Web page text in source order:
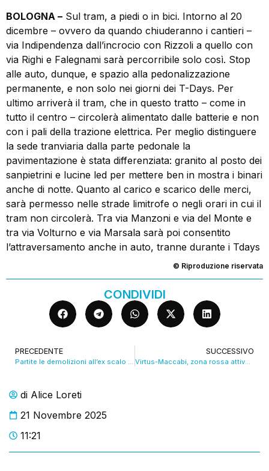
di Alice Loreti
21 Novembre 2025
11:21
BOLOGNA – Sul tram, a piedi o in bici. Intorno al 20
dicembre – ovvero da quando chiuderanno i cantieri –
via Indipendenza dall’incrocio con Rizzoli a quello con
via Righi e Falegnami sarà percorribile solo così. Stop
alle auto, dunque, e spazio alla pedonalizzazione
permanente, e non solo nei giorni dei T-Days. Per
ultimo arriverà il tram, che in questo tratto – come in
tutto il centro – circolerà alimentato dalle batterie e non
con i pali della trazione elettrica. Per meglio distinguere
la sede tranviaria dalla parte pedonale la
pavimentazione è stata differenziata: granito al posto dei
sanpietrini e lucine led per mettere ben in mostra i binari
anche di notte. Quanto al carico e scarico delle merci,
sarà permesso nelle strade limitrofe o negli orari in cui il
tram non circolerà. Tra via Manzoni e via del Monte e
tra via Volturno e via Marsala sarà poi consentito
l’attraversamento anche in auto, tranne durante i Tdays
© Riproduzione riservata
CONDIVIDI
PRECEDENTE
Partite le demolizioni all’ex scalo Ravone, verso il Parco della memoria. VIDEO
SUCCESSIVO
Virtus-Maccabi, zona rossa attiva. Il Questore: “Siamo pronti”. VIDEO